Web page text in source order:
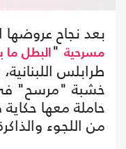
بعد نجاح عروضها
مسرحية" البطل
طرابلس
حاملة معها
من اللجوء